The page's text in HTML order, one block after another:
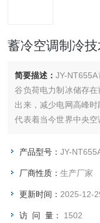
蓄冷空调制冷
简要描述：JY-
谷负荷电力制冰储存
出来，减少电网高峰
代表着当今世界中央空
等课程的实践教学而
置。
产品型号：JY-
厂商性质：生产厂家
更新时间： 2025-12-
访 问 量： 1502